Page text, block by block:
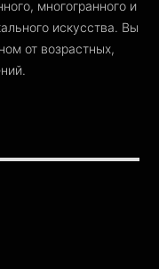
многогранного и
искусства. Вы
от возрастных,